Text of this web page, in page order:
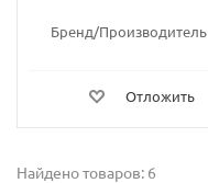
Бренд/Производитель
Отложить
Найдено товаров: 6